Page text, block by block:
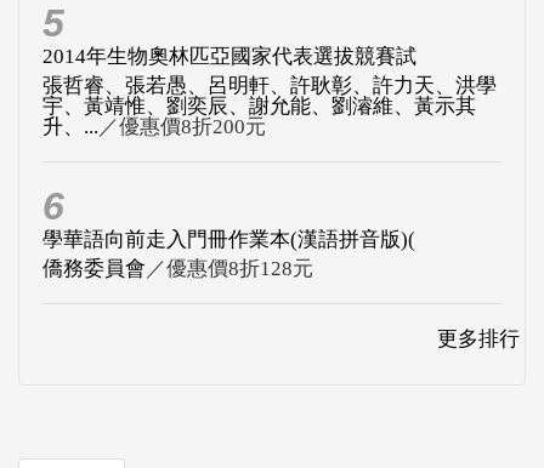
5
2014年生物奧林匹亞國家代表選拔競賽試
張哲睿、張若愚、呂明軒、許耿彰、許力天、洪學
宇、黃靖惟、劉奕辰、謝允能、劉濬維、黃示其
升、... ／優惠價8折200元
6
學華語向前走入門冊作業本(漢語拼音版)(
僑務委員會 ／優惠價8折128元
更多排行